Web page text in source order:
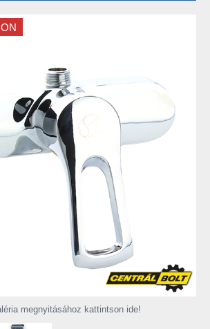
megnyitásához kattintson ide!